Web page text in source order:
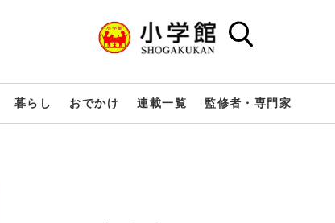
暮らし おでかけ 連載一覧 監修者・専門家